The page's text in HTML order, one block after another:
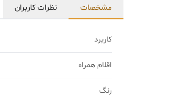
مشخصات نظرات کاربران
کاربرد
اقلام همراه
رنگ